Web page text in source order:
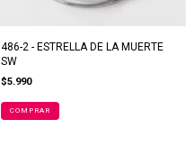
486-2 - ESTRELLA DE LA MUERTE
SW
$5.990